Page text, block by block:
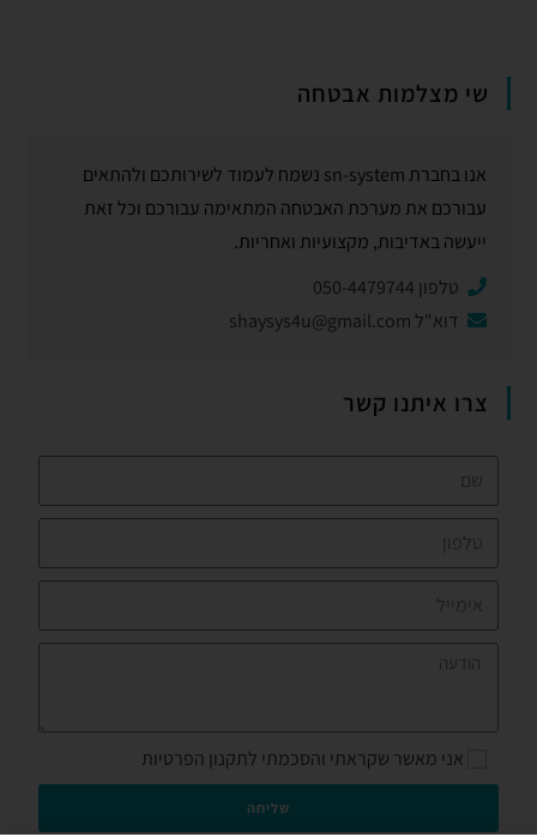
שי מצלמות אבטחה
אנו בחברת sn-system נשמח לעמוד לשירותכם ולהתאים
עבורכם את מערכת האבטחה המתאימה עבורכם וכל זאת
ייעשה באדיבות, מקצועיות ואחריות.
טלפון 050-4479744
דוא"ל shaysys4u@gmail.com
צרו איתנו קשר
אני מאשר שקראתי והסכמתי לתקנון הפרטיות
שליחה